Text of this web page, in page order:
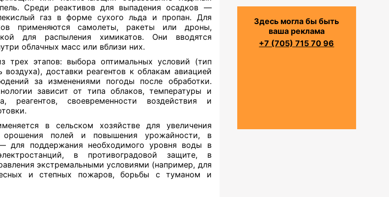
Среди реактивов для выпадения осадков —
газ в форме сухого льда и пропан. Для
применяются самолеты, ракеты или дроны,
для распыления химикатов. Они вводятся
облачных масс или вблизи них.
трех этапов: выбора оптимальных условий (тип
воздуха), доставки реагентов к облакам авиацией
за изменениями погоды после обработки.
зависит от типа облаков, температуры и
реагентов, своевременности воздействия и
в сельском хозяйстве для увеличения
полей и повышения урожайности, в
для поддержания необходимого уровня воды в
в противоградовой защите, в
экстремальными условиями (например, для
и степных пожаров, борьбы с туманом и
Здесь могла бы быть
ваша реклама
+7 (705) 715 70 96